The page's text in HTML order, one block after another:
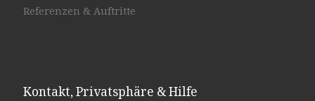
Referenzen & Auftritte
Kontakt, Privatsphäre & Hilfe